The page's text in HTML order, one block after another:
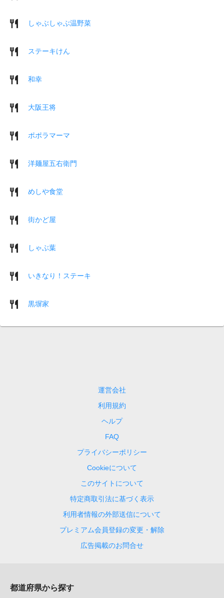
しゃぶしゃぶ温野菜
ステーキけん
和幸
大阪王将
ポポラマーマ
洋麺屋五右衛門
めしや食堂
街かど屋
しゃぶ葉
いきなり！ステーキ
黒塀家
運営会社
利用規約
ヘルプ
FAQ
プライバシーポリシー
Cookieについて
このサイトについて
特定商取引法に基づく表示
利用者情報の外部送信について
プレミアム会員登録の変更・解除
広告掲載のお問合せ
都道府県から探す